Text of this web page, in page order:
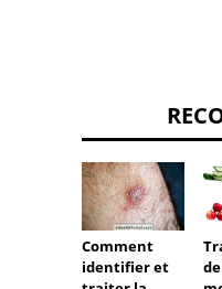
Comment
identifier et